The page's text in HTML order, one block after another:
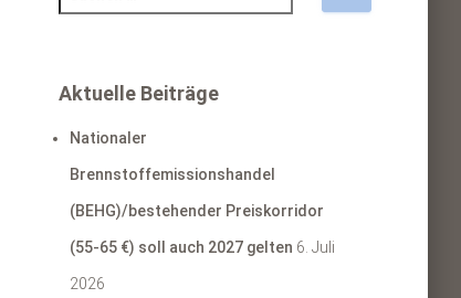
u
e
Aktuelle Beiträge
Nationaler
Brennstoffemissionshandel
(BEHG)/bestehender Preiskorridor
(55-65 €) soll auch 2027 gelten 6. Juli
2026